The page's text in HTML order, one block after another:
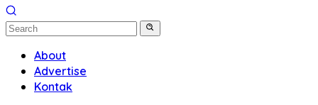
About
Advertise
Kontak